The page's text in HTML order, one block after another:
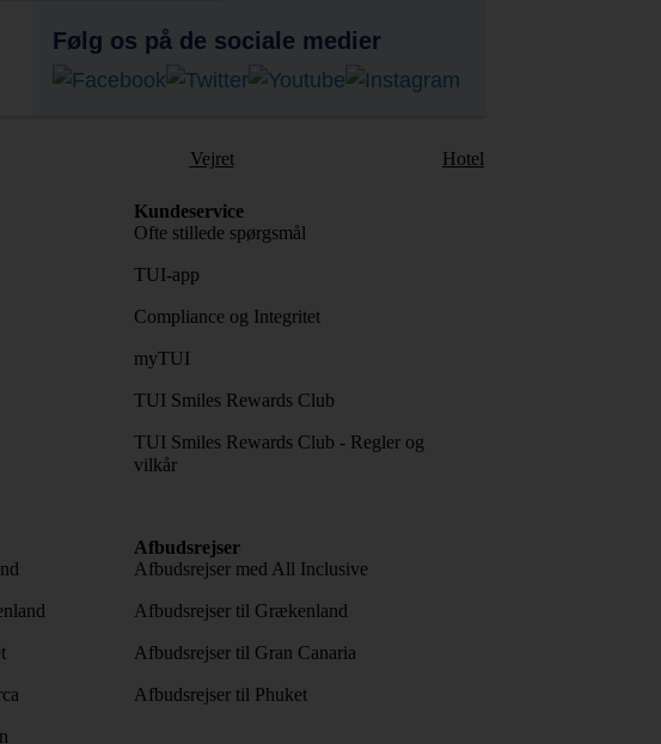
Følg os på de sociale medier
Vejret Hotel
Kundeservice
Ofte stillede spørgsmål
TUI-app
Compliance og Integritet
myTUI
TUI Smiles Rewards Club
TUI Smiles Rewards Club - Regler og
vilkår
Afbudsrejser
Afbudsrejser med All Inclusive
Afbudsrejser til Grækenland
Afbudsrejser til Gran Canaria
Afbudsrejser til Phuket